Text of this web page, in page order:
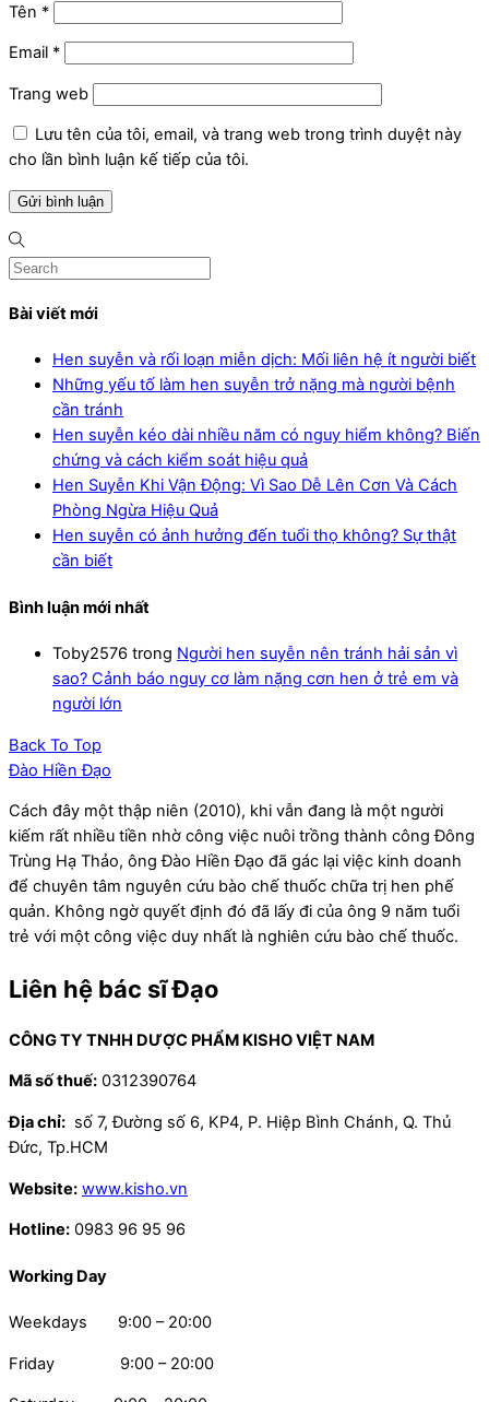
Tên *
Email *
Trang web
Lưu tên của tôi, email, và trang web trong trình duyệt này
cho lần bình luận kế tiếp của tôi.
Bài viết mới
Hen suyễn và rối loạn miễn dịch: Mối liên hệ ít người biết
Những yếu tố làm hen suyễn trở nặng mà người bệnh
cần tránh
Hen suyễn kéo dài nhiều năm có nguy hiểm không? Biến
chứng và cách kiểm soát hiệu quả
Hen Suyễn Khi Vận Động: Vì Sao Dễ Lên Cơn Và Cách
Phòng Ngừa Hiệu Quả
Hen suyễn có ảnh hưởng đến tuổi thọ không? Sự thật
cần biết
Bình luận mới nhất
Toby2576 trong Người hen suyễn nên tránh hải sản vì
sao? Cảnh báo nguy cơ làm nặng cơn hen ở trẻ em và
người lớn
Back To Top
Đào Hiền Đạo
Cách đây một thập niên (2010), khi vẫn đang là một người
kiếm rất nhiều tiền nhờ công việc nuôi trồng thành công Đông
Trùng Hạ Thảo, ông Đào Hiền Đạo đã gác lại việc kinh doanh
để chuyên tâm nguyên cứu bào chế thuốc chữa trị hen phế
quản. Không ngờ quyết định đó đã lấy đi của ông 9 năm tuổi
trẻ với một công việc duy nhất là nghiên cứu bào chế thuốc.
Liên hệ bác sĩ Đạo
CÔNG TY TNHH DƯỢC PHẨM KISHO VIỆT NAM
Mã số thuế: 0312390764
Địa chỉ: số 7, Đường số 6, KP4, P. Hiệp Bình Chánh, Q. Thủ
Đức, Tp.HCM
Website: www.kisho.vn
Hotline: 0983 96 95 96
Working Day
Weekdays 9:00 – 20:00
Friday 9:00 – 20:00